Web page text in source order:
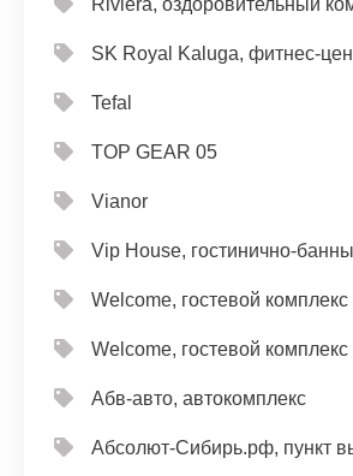
Riviera, оздоровительный
SK Royal Kaluga, фитнес-
Tefal
TOP GEAR 05
Vianor
Vip House, гостинично-
Welcome, гостевой комплекс
Welcome, гостевой комплекс
Абв-авто, автокомплекс
Абсолют-Сибирь.рф, пункт